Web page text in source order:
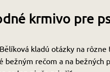
krmivo pre
kladú otázky na
bežným rečom a na